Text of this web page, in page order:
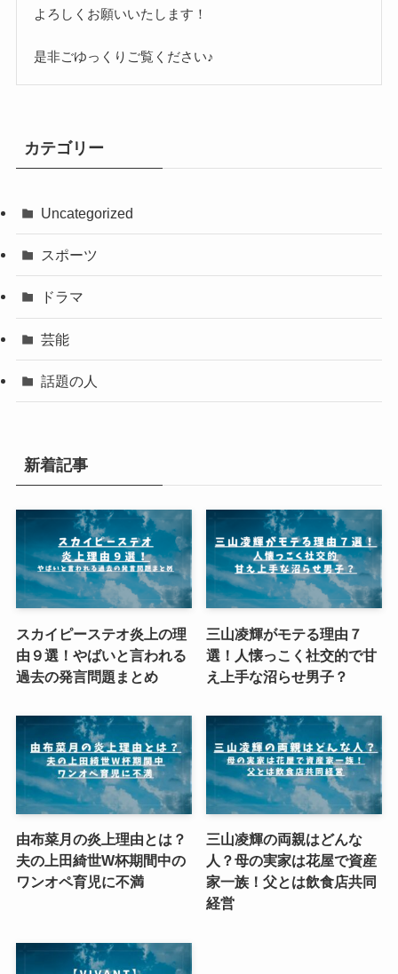
よろしくお願いいたします！
是非ごゆっくりご覧ください♪
カテゴリー
Uncategorized
スポーツ
ドラマ
芸能
話題の人
新着記事
スカイピーステオ炎上の理
由９選！やばいと言われる
過去の発言問題まとめ
三山凌輝がモテる理由７
選！人懐っこく社交的で甘
え上手な沼らせ男子？
由布菜月の炎上理由とは？
夫の上田綺世W杯期間中の
ワンオペ育児に不満
三山凌輝の両親はどんな
人？母の実家は花屋で資産
家一族！父とは飲食店共同
経営